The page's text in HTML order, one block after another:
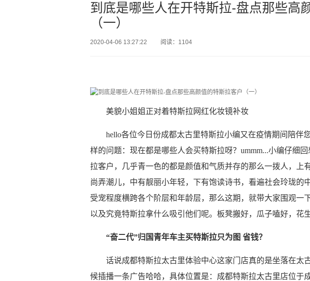
到底是哪些人在开特斯拉-盘点那些高
（一）
2020-04-06 13:27:22 阅读：1104
美貌小姐姐正对着特斯拉网红化妆镜补妆
hello各位今日份成都太古里特斯拉小编又在疫情期间陪伴
样的问题：现在都是哪些人会买特斯拉呀？ummm...小编仔细
拉客户，几乎青一色的都是颜值和气质并存的那么一拨人，上
尚弄潮儿，中有靓丽小年轻，下有饱读诗书，看遍社会玲珑的
受宠程度横跨各个阶层和年龄层，那么这期，就带大家围观一
以及究竟特斯拉拿什么吸引他们呢。板凳搬好，瓜子嗑好，花
“奋二代”归国青年车主买特斯拉只为图 省钱？
话说成都特斯拉太古里体验中心这家门店真的是坐落在太
候插播一条广告哈哈，具体位置是：成都特斯拉太古里店位于